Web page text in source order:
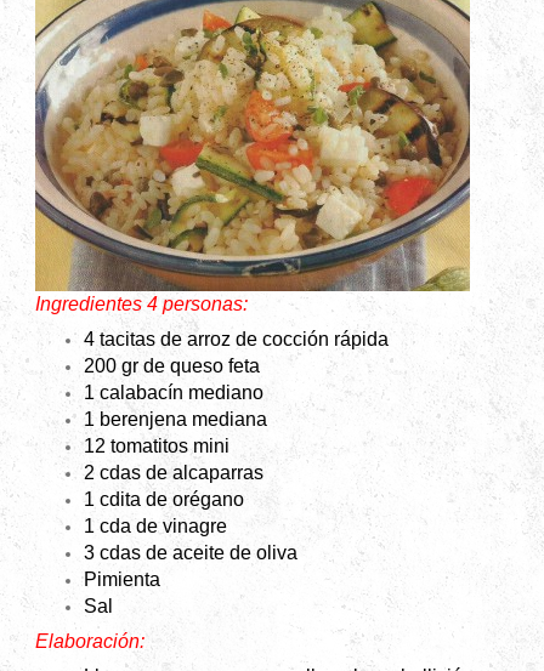
Ingredientes 4 personas:
4 tacitas de arroz de cocción rápida
200 gr de queso feta
1 calabacín mediano
1 berenjena mediana
12 tomatitos mini
2 cdas de alcaparras
1 cdita de orégano
1 cda de vinagre
3 cdas de aceite de oliva
Pimienta
Sal
Elaboración: